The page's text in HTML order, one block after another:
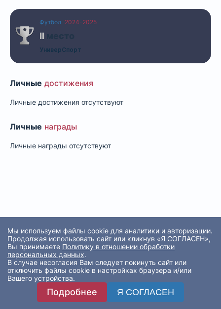
Футбол 2024-2025
II
УниверСпорт
Личные достижения
Личные достижения отсутствуют
Личные награды
Личные награды отсутствуют
Мы используем файлы cookie для аналитики и авторизации.
Продолжая использовать сайт или кликнув «Я СОГЛАСЕН»,
Вы принимаете Политику в отношении обработки
персональных данных.
В случае несогласия Вам следует покинуть сайт или
отключить файлы cookie в настройках браузера и/или
Вашего устройства.
Подробнее Я СОГЛАСЕН